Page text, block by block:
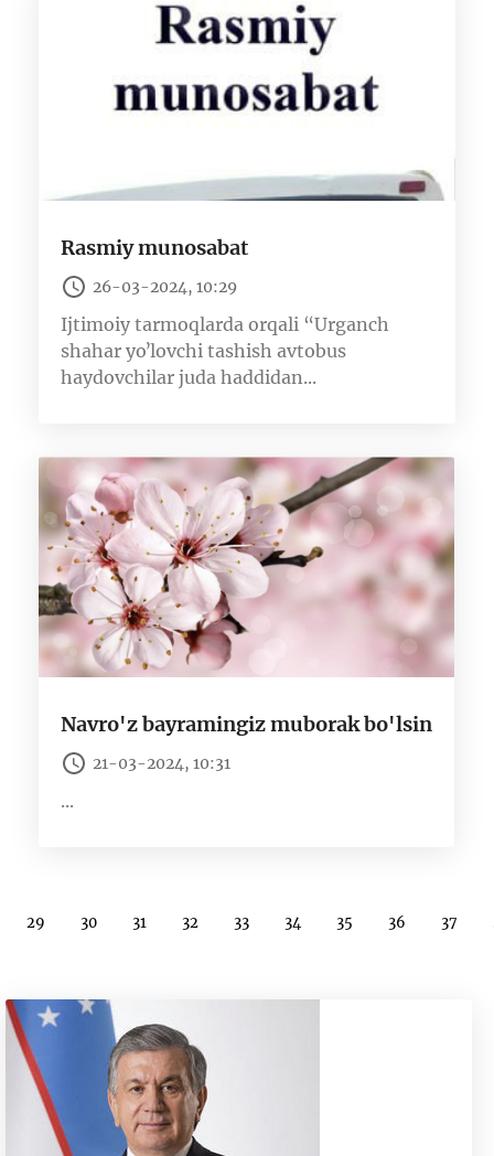
Rasmiy munosabat
26-03-2024, 10:29
Ijtimoiy tarmoqlarda orqali “Urganch
shahar yoʼlovchi tashish avtobus
haydovchilar juda haddidan...
Navro'z bayramingiz muborak bo'lsin
21-03-2024, 10:31
...
29 30 31 32 33 34 35 36 37